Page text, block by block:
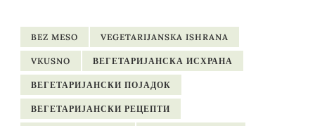
BEZ MESO VEGETARIJANSKA ISHRANA
VKUSNO ВЕГЕТАРИЈАНСКА ИСХРАНА
ВЕГЕТАРИЈАНСКИ ПОЈАДОК
ВЕГЕТАРИЈАНСКИ РЕЦЕПТИ